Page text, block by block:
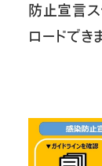
防止宣言ス
ロードでき